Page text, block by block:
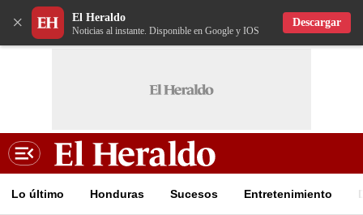
× El Heraldo
Noticias al instante. Disponible en Google y IOS
Descargar
Lo último Honduras Sucesos Entretenimiento